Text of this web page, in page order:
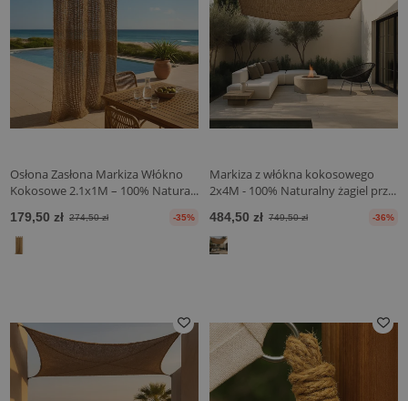
Osłona Zasłona Markiza Włókno
Kokosowe 2.1x1M – 100% Natura...
179,50 zł 274,50 zł -35%
Markiza z włókna kokosowego
2x4M - 100% Naturalny żagiel prz...
484,50 zł 749,50 zł -36%